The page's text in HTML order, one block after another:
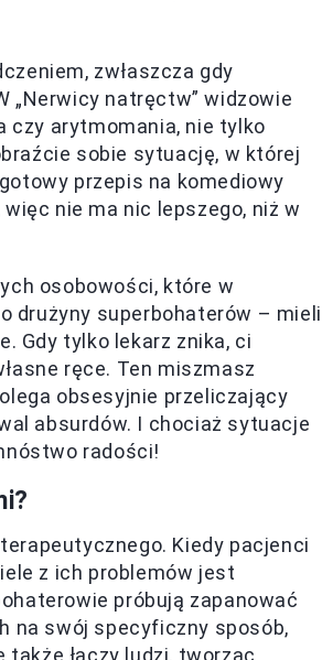
zwłaszcza gdy
„Nerwicy natręctw” widzowie
czy arytmomania, nie tylko
sobie sytuację, w której
przepis na komediowy
nie ma nic lepszego, niż w
osobowości, które w
drużyny superbohaterów – mieli
Gdy tylko lekarz znika, ci
ręce. Ten miszmasz
obsesyjnie przeliczający
absurdów. I chociaż sytuacje
radości!
Kiedy pacjenci
z ich problemów jest
próbują zapanować
na swój specyficzny sposób,
także łączy ludzi, tworząc